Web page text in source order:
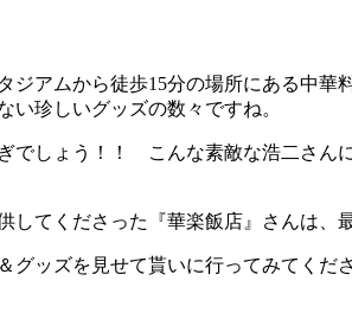
ジアムから徒歩15分の場所にある中
い珍しいグッズの数々ですね。
でしょう！！ こんな素敵な浩二さん
してくださった『華楽飯店』さんは
ッズを見せて貰いに行ってみてくだ